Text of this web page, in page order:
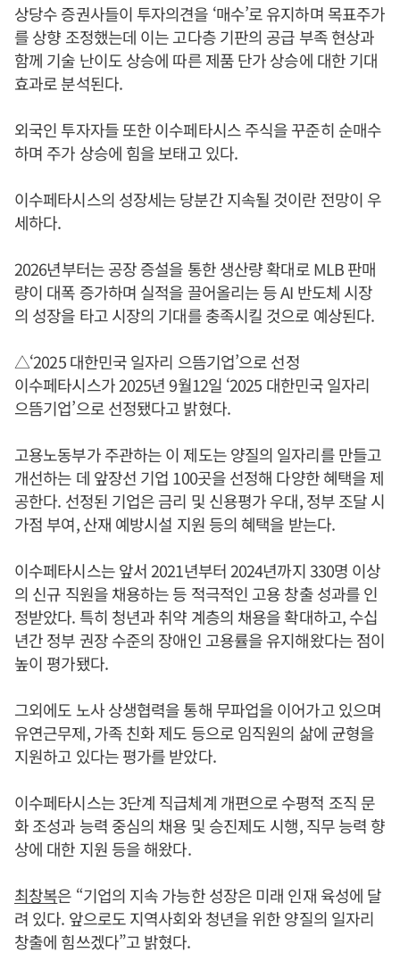
상당수 증권사들이 투자의견을 ‘매수’로 유지하며 목표주가
를 상향 조정했는데 이는 고다층 기판의 공급 부족 현상과
함께 기술 난이도 상승에 따른 제품 단가 상승에 대한 기대
효과로 분석된다.
외국인 투자자들 또한 이수페타시스 주식을 꾸준히 순매수
하며 주가 상승에 힘을 보태고 있다.
이수페타시스의 성장세는 당분간 지속될 것이란 전망이 우
세하다.
2026년부터는 공장 증설을 통한 생산량 확대로 MLB 판매
량이 대폭 증가하며 실적을 끌어올리는 등 AI 반도체 시장
의 성장을 타고 시장의 기대를 충족시킬 것으로 예상된다.
△‘2025 대한민국 일자리 으뜸기업’으로 선정
이수페타시스가 2025년 9월12일 ‘2025 대한민국 일자리
으뜸기업’으로 선정됐다고 밝혔다.
고용노동부가 주관하는 이 제도는 양질의 일자리를 만들고
개선하는 데 앞장선 기업 100곳을 선정해 다양한 혜택을 제
공한다. 선정된 기업은 금리 및 신용평가 우대, 정부 조달 시
가점 부여, 산재 예방시설 지원 등의 혜택을 받는다.
이수페타시스는 앞서 2021년부터 2024년까지 330명 이상
의 신규 직원을 채용하는 등 적극적인 고용 창출 성과를 인
정받았다. 특히 청년과 취약 계층의 채용을 확대하고, 수십
년간 정부 권장 수준의 장애인 고용률을 유지해왔다는 점이
높이 평가됐다.
그외에도 노사 상생협력을 통해 무파업을 이어가고 있으며
유연근무제, 가족 친화 제도 등으로 임직원의 삶에 균형을
지원하고 있다는 평가를 받았다.
이수페타시스는 3단계 직급체계 개편으로 수평적 조직 문
화 조성과 능력 중심의 채용 및 승진제도 시행, 직무 능력 향
상에 대한 지원 등을 해왔다.
최창복은 “기업의 지속 가능한 성장은 미래 인재 육성에 달
려 있다. 앞으로도 지역사회와 청년을 위한 양질의 일자리
창출에 힘쓰겠다”고 밝혔다.